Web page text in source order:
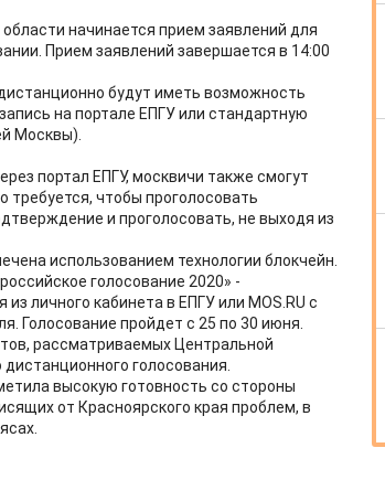
начинается прием заявлений для
Прием заявлений завершается в 14:00
будут иметь возможность
на портале ЕПГУ или стандартную
Москвы).
портал ЕПГУ, москвичи также смогут
требуется, чтобы проголосовать
и проголосовать, не выходя из
использованием технологии блокчейн.
голосование 2020» -
личного кабинета в ЕПГУ или MOS.RU с
пройдет с 25 по 30 июня.
рассматриваемых Центральной
голосования.
высокую готовность со стороны
от Красноярского края проблем, в